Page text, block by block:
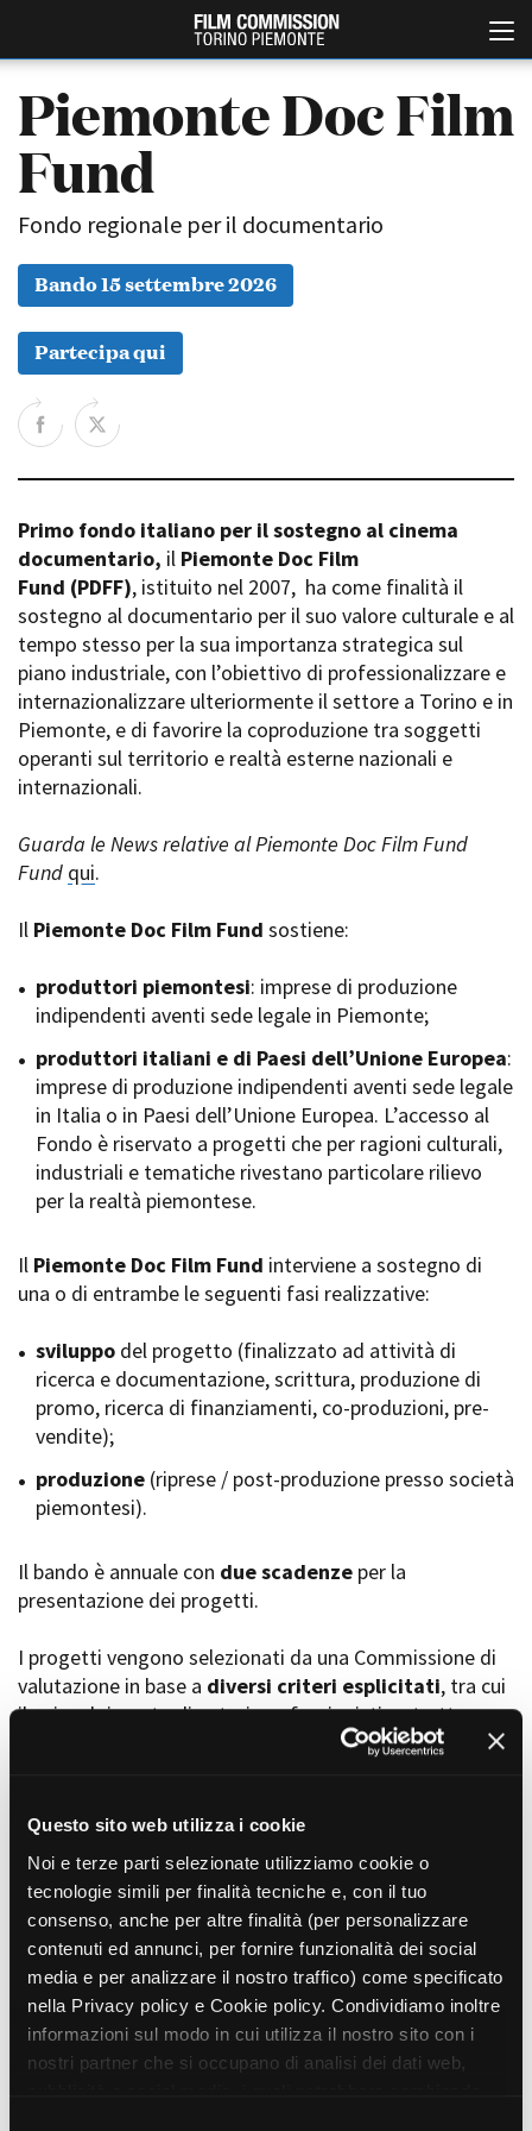
Questo sito web utilizza i cookie
Noi e terze parti selezionate utilizziamo cookie o
tecnologie simili per finalità tecniche e, con il tuo
consenso, anche per altre finalità (per personalizzare
contenuti ed annunci, per fornire funzionalità dei social
media e per analizzare il nostro traffico) come specificato
nella Privacy policy e Cookie policy. Condividiamo inoltre
informazioni sul modo in cui utilizza il nostro sito con i
nostri partner che si occupano di analisi dei dati web,
Chi siamo
Storia della Fondazione
Partner
Rete regionale
Bilancio sociale
Amministrazione
trasparente
Bandi e gare
Sostenibilità ambientale
SERVIZI
Servizi generali
Spazi nella sede FCTP
Sala Casting
Sala Paolo Tenna
Piemonte Film Tv Fund
Piemonte Film Tv
Development Fund
Piemonte Doc Film Fund
Short Film Fund
PRODUCTION GUIDE
Società di produzione
Strutture di servizio
Attrici-Attori
Beginners
LOCATION GUIDE
FILM DATABASE
BOOK DATABASE
NEWS
CASTING
Guarda che storia!
La Grazia - Immagini e
location della Torino di Paolo
Sorrentino
Open Day
Ciak in TOur!
FESTIVAL, MARKETS,
AWARDS
International Film Festival
Festival de Cannes
Locarno Film Festival
Cinematografica Venezia
Toronto International Film
Festa del Cinema di Roma
Torino Film Festival
David di Donatello
Nastri d’Argento
Premio Solinas
Location - Accedi al tuo
profilo
Newsletter
Lavora con noi
Stage - Tirocini - Scuola e
Lavoro
per affidamento lavori in
economia
Amministrazione trasparente
Bandi e gare
Whistleblowing
Piemonte Doc Film
Fund
Fondo regionale per il documentario
Bando 15 settembre 2026
Partecipa qui
Primo fondo italiano per il sostegno al cinema
documentario, il Piemonte Doc Film
Fund (PDFF), istituito nel 2007, ha come finalità il
sostegno al documentario per il suo valore culturale e al
tempo stesso per la sua importanza strategica sul
piano industriale, con l’obiettivo di professionalizzare e
internazionalizzare ulteriormente il settore a Torino e in
Piemonte, e di favorire la coproduzione tra soggetti
operanti sul territorio e realtà esterne nazionali e
internazionali.
Guarda le News relative al Piemonte Doc Film Fund
Fund qui.
Il Piemonte Doc Film Fund sostiene:
produttori piemontesi: imprese di produzione
indipendenti aventi sede legale in Piemonte;
produttori italiani e di Paesi dell’Unione Europea:
imprese di produzione indipendenti aventi sede legale
in Italia o in Paesi dell’Unione Europea. L’accesso al
Fondo è riservato a progetti che per ragioni culturali,
industriali e tematiche rivestano particolare rilievo
per la realtà piemontese.
Il Piemonte Doc Film Fund interviene a sostegno di
una o di entrambe le seguenti fasi realizzative:
sviluppo del progetto (finalizzato ad attività di
ricerca e documentazione, scrittura, produzione di
promo, ricerca di finanziamenti, co-produzioni, pre-
vendite);
produzione (riprese / post-produzione presso società
piemontesi).
Il bando è annuale con due scadenze per la
presentazione dei progetti.
I progetti vengono selezionati da una Commissione di
valutazione in base a diversi criteri esplicitati, tra cui
il coinvolgimento di autori, professionisti e strutture
torinesi e piemontesi, i co-finanziamenti e l’effettiva
diffusione attraverso molteplici canali (proiezioni in sala,
canali televisivi, homevideo, piattaforme web...).
Progetti in progress
Vedi 105 progetti in progress